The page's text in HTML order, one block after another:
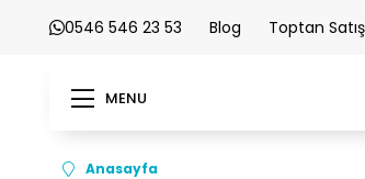
0546 546 23 53 Blog Toptan Satış
MENU
Anasayfa